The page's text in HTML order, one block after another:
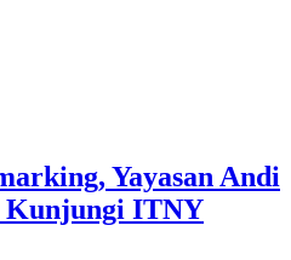
Yayasan Andi
Kunjungi ITNY